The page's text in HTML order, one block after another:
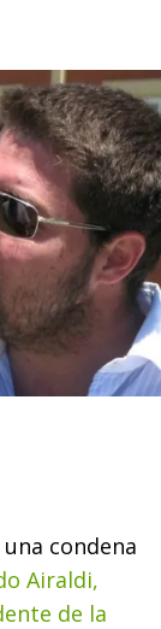
condena
Airaldi,
de la